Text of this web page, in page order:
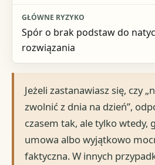
Spór o brak podstaw do
rozwiązania
Jeżeli zastanawiasz się, czy
zwolnić z dnia na dzień”,
czasem tak, ale tylko wtedy,
umowa albo wyjątkowo
faktyczna. W innych